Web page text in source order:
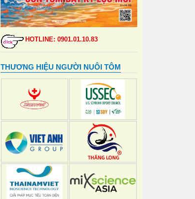
HOTLINE: 0901.01.10.83
THƯƠNG HIỆU NGƯỜI NUÔI TÔM